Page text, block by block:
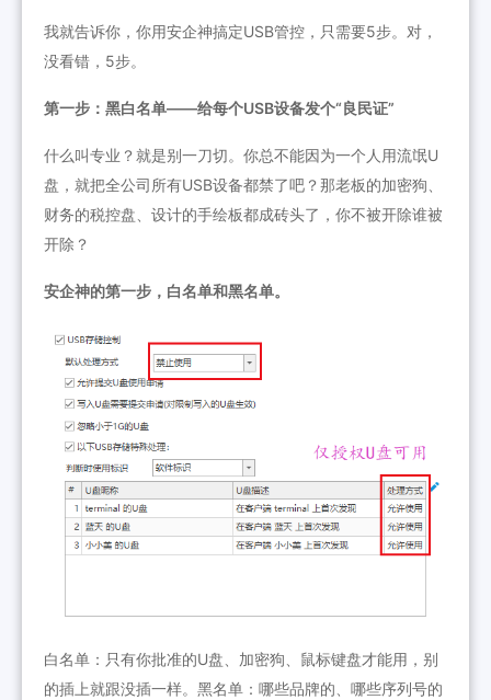
我就告诉你，你用安企神搞定USB管控，只需要5步。对，
没看错，5步。
第一步：黑白名单——给每个USB设备发个“良民证”
什么叫专业？就是别一刀切。你总不能因为一个人用流氓U
盘，就把全公司所有USB设备都禁了吧？那老板的加密狗、
财务的税控盘、设计的手绘板都成砖头了，你不被开除谁被
开除？
安企神的第一步，白名单和黑名单。
白名单：只有你批准的U盘、加密狗、鼠标键盘才能用，别
的插上就跟没插一样。黑名单：哪些品牌的、哪些序列号的